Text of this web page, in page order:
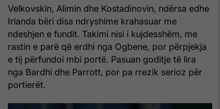
Velkovskin, Alimin dhe Kostadinovin, ndërsa edhe
Irlanda bëri disa ndryshime krahasuar me
ndeshjen e fundit. Takimi nisi i kujdesshëm, me
rastin e parë që erdhi nga Ogbene, por përpjekja
e tij përfundoi mbi portë. Pasuan goditje të lira
nga Bardhi dhe Parrott, por pa rrezik serioz për
portierët.